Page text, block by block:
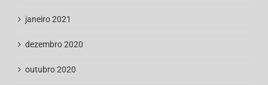
janeiro 2021
dezembro 2020
outubro 2020